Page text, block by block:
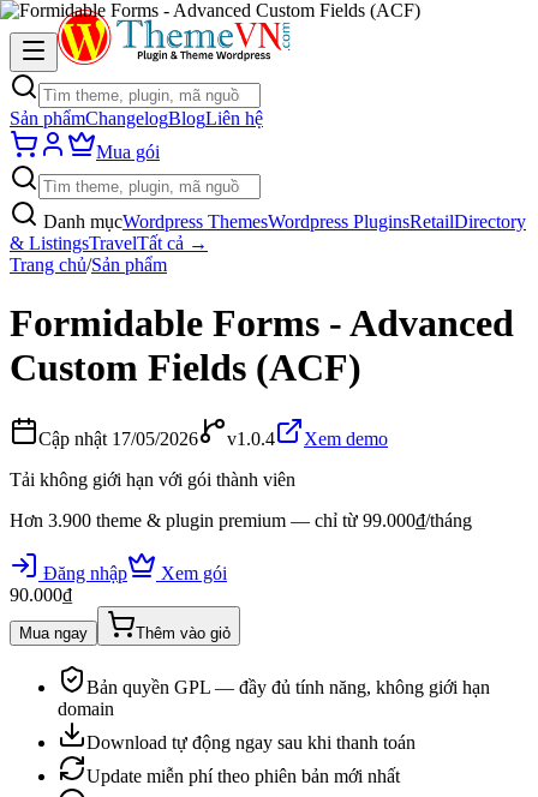
Sản phẩmChangelogBlogLiên hệ
Mua gói
Danh mụcWordpress ThemesWordpress PluginsRetailDirectory
& ListingsTravelTất cả →
Trang chủ/Sản phẩm
Formidable Forms - Advanced
Custom Fields (ACF)
Cập nhật 17/05/2026 v1.0.4
Xem demo
Tải không giới hạn với gói thành viên
Hơn 3.900 theme & plugin premium — chỉ từ 99.000₫/tháng
Đăng nhập
Xem gói
90.000₫
Mua ngay Thêm vào giỏ
Bản quyền GPL — đầy đủ tính năng, không giới hạn
domain
Download tự động ngay sau khi thanh toán
Update miễn phí theo phiên bản mới nhất